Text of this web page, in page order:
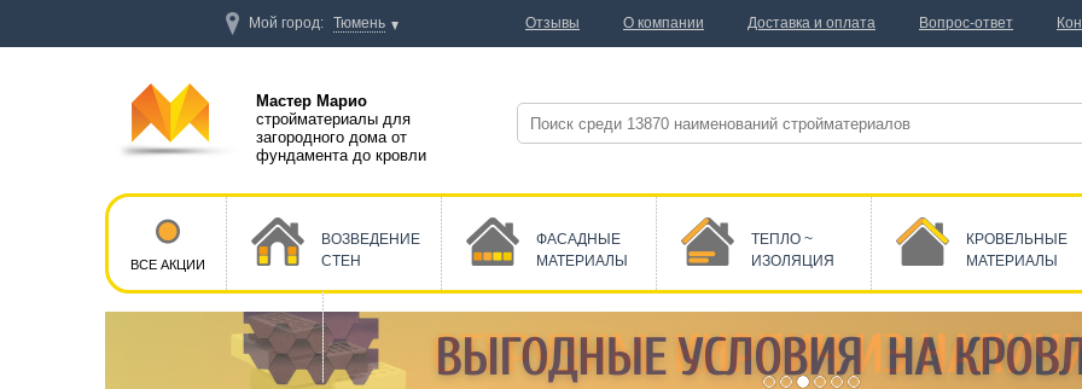
Мастер Марио
стройматериалы для
загородного дома от
фундамента до кровли
ВСЕ АКЦИИ
ВОЗВЕДЕНИЕ
СТЕН
ФАСАДНЫЕ
МАТЕРИАЛЫ
ТЕПЛО ~
ИЗОЛЯЦИЯ
КРОВЕЛЬНЫЕ
МАТЕРИАЛЫ
Мой город: Тюмень Отзывы О компании Доставка и оплата Вопрос-ответ